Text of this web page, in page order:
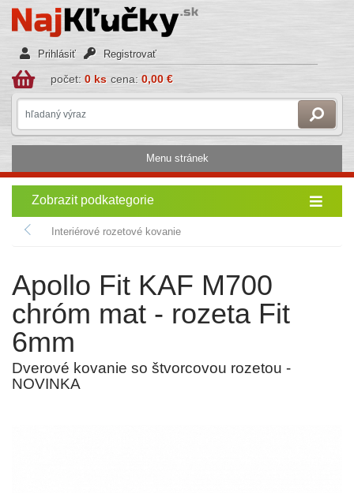
Prihlásiť Registrovať
počet: 0 ks cena: 0,00 €
Menu stránek
Zobrazit podkategorie
Interiérové rozetové kovanie
Apollo Fit KAF M700
chróm mat - rozeta Fit
6mm
Dverové kovanie so štvorcovou rozetou -
NOVINKA